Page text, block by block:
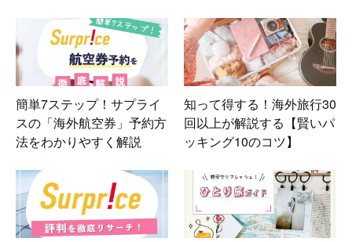
簡単7ステップ！サプライ
スの「海外航空券」予約方
法をわかりやすく解説
知って得する！海外旅行30
回以上が解説する【賢いパ
ッキング10のコツ】